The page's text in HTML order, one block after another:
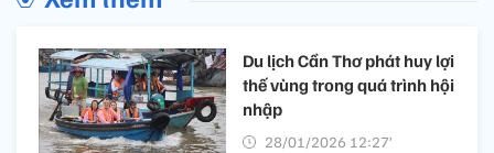
Du lịch Cần Thơ phát huy lợi
thế vùng trong quá trình hội
nhập
28/01/2026 12:27’